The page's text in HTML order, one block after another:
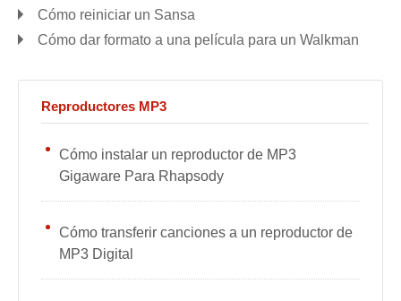
Cómo reiniciar un Sansa
Cómo dar formato a una película para un Walkman
Reproductores MP3
Cómo instalar un reproductor de MP3
Gigaware Para Rhapsody
Cómo transferir canciones a un reproductor de
MP3 Digital